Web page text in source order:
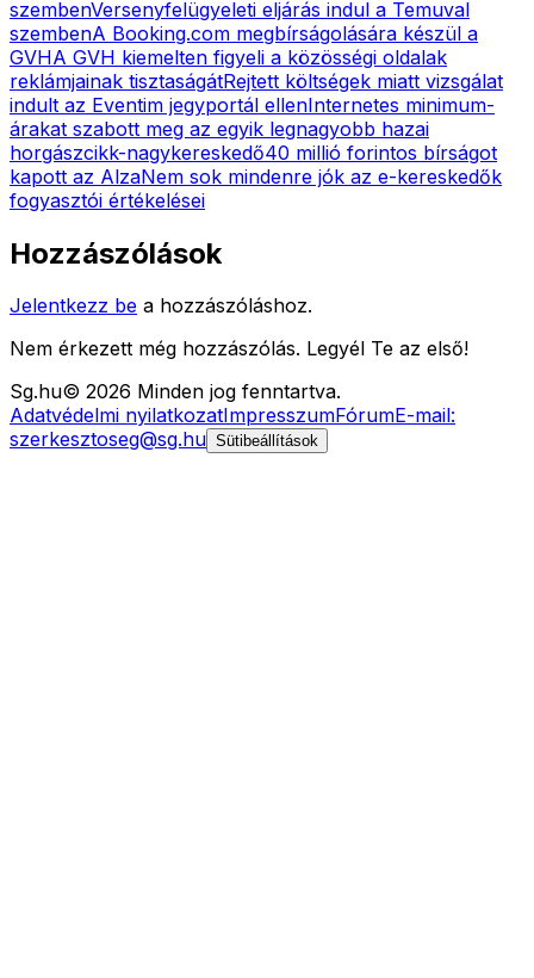
szembenVersenyfelügyeleti eljárás indul a Temuval
szembenA Booking.com megbírságolására készül a
GVHA GVH kiemelten figyeli a közösségi oldalak
reklámjainak tisztaságátRejtett költségek miatt vizsgálat
indult az Eventim jegyportál ellenInternetes minimum-
árakat szabott meg az egyik legnagyobb hazai
horgászcikk-nagykereskedő40 millió forintos bírságot
kapott az AlzaNem sok mindenre jók az e-kereskedők
fogyasztói értékelései
Hozzászólások
Jelentkezz be a hozzászóláshoz.
Nem érkezett még hozzászólás. Legyél Te az első!
Sg.hu© 2026 Minden jog fenntartva.
Adatvédelmi nyilatkozatImpresszumFórumE-mail:
szerkesztoseg@sg.hu Sütibeállítások